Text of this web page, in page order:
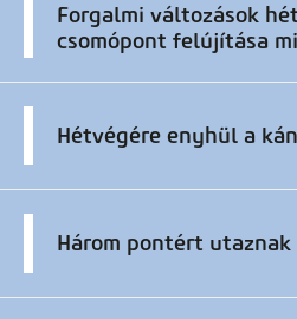
Forgalmi változások
csomópont felújítása
Hétvégére enyhül a
Három pontért